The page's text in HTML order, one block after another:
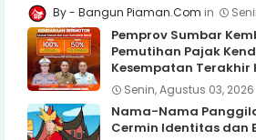
Bangun Piaman.Com
Pemprov Sumbar
Pemutihan Pajak
Kesempatan Terakhir
Senin, Agustus 03, 2026
Nama-Nama
Cermin Identitas dan